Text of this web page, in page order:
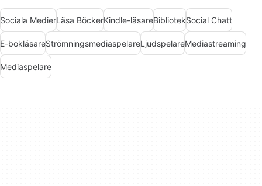
Sociala MedierLäsa BöckerKindle-läsareBibliotekSocial Chatt
E-bokläsareStrömningsmediaspelareLjudspelareMediastreaming
Mediaspelare